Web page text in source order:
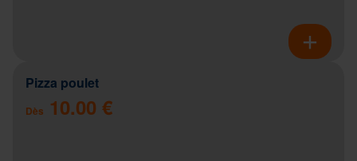
Pizza poulet
Dès 10.00 €